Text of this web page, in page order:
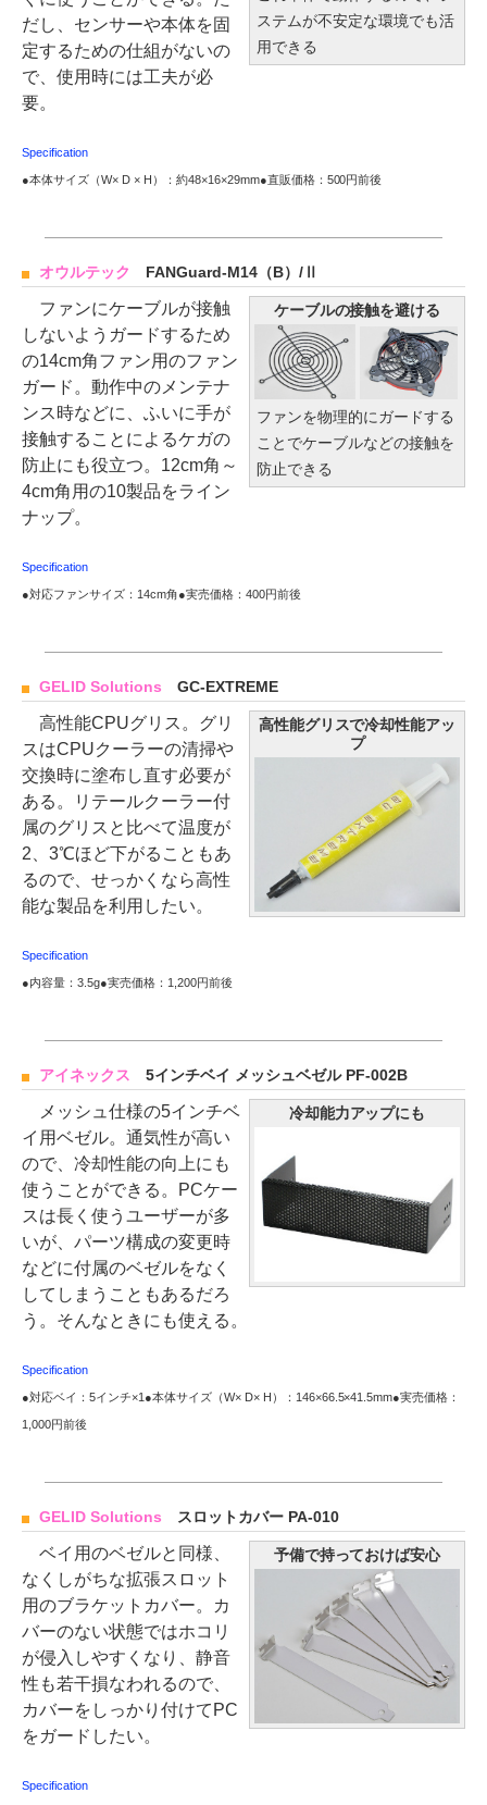
ステムが不安定な環境でも活
用できる
だし、センサーや本体を固
定するための仕組がないの
で、使用時には工夫が必
要。
Specification
●本体サイズ（W× D × H）：約48×16×29mm●直販価格：500円前後
オウルテック FANGuard-M14（B）/Ⅱ
ケーブルの接触を避ける
ファンを物理的にガードする
ことでケーブルなどの接触を
防止できる
ファンにケーブルが接触
しないようガードするため
の14cm角ファン用のファン
ガード。動作中のメンテナ
ンス時などに、ふいに手が
接触することによるケガの
防止にも役立つ。12cm角～
4cm角用の10製品をライン
ナップ。
Specification
●対応ファンサイズ：14cm角●実売価格：400円前後
GELID Solutions GC-EXTREME
高性能グリスで冷却性能アッ
プ
高性能CPUグリス。グリ
スはCPUクーラーの清掃や
交換時に塗布し直す必要が
ある。リテールクーラー付
属のグリスと比べて温度が
2、3℃ほど下がることもあ
るので、せっかくなら高性
能な製品を利用したい。
Specification
●内容量：3.5g●実売価格：1,200円前後
アイネックス 5インチベイ メッシュベゼル PF-002B
冷却能力アップにも
メッシュ仕様の5インチベ
イ用ベゼル。通気性が高い
ので、冷却性能の向上にも
使うことができる。PCケー
スは長く使うユーザーが多
いが、パーツ構成の変更時
などに付属のベゼルをなく
してしまうこともあるだろ
う。そんなときにも使える。
Specification
●対応ベイ：5インチ×1●本体サイズ（W× D× H）：146×66.5×41.5mm●実売価格：
1,000円前後
GELID Solutions スロットカバー PA-010
予備で持っておけば安心
ベイ用のベゼルと同様、
なくしがちな拡張スロット
用のブラケットカバー。カ
バーのない状態ではホコリ
が侵入しやすくなり、静音
性も若干損なわれるので、
カバーをしっかり付けてPC
をガードしたい。
Specification